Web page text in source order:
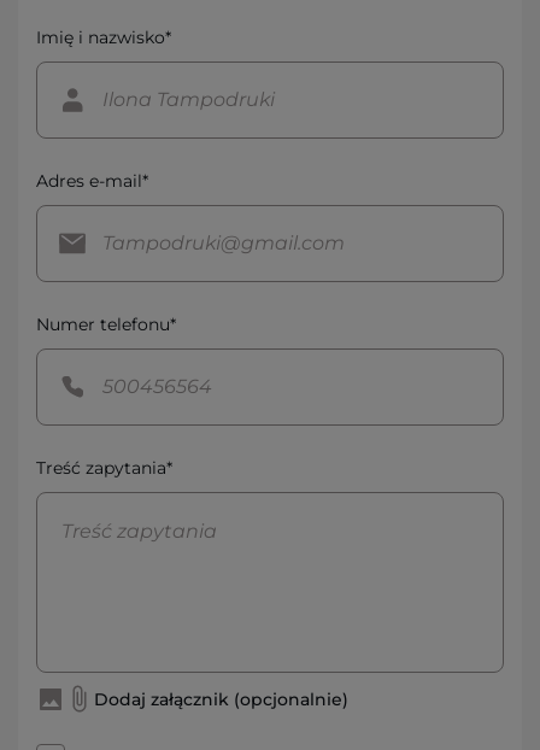
Imię i nazwisko*
Adres e-mail*
Numer telefonu*
Treść zapytania*
Dodaj załącznik (opcjonalnie)